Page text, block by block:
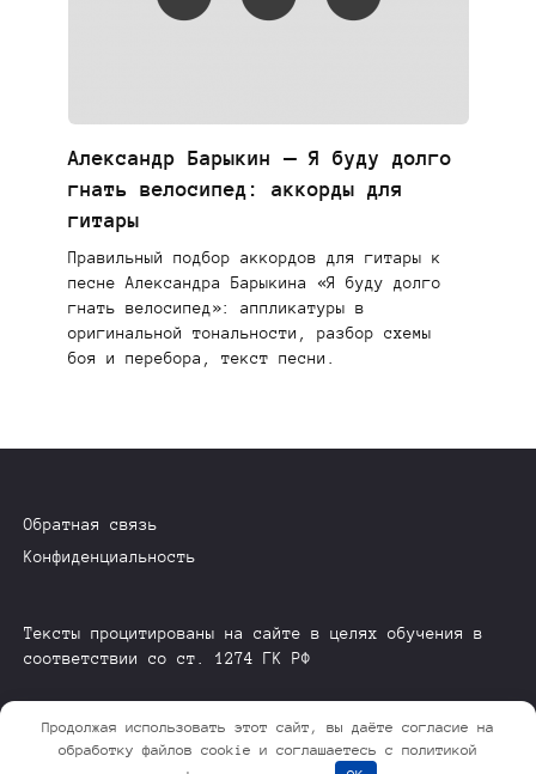
Александр Барыкин — Я буду долго
гнать велосипед: аккорды для
гитары
Правильный подбор аккордов для гитары к
песне Александра Барыкина «Я буду долго
гнать велосипед»: аппликатуры в
оригинальной тональности, разбор схемы
боя и перебора, текст песни.
Обратная связь
Конфиденциальность
Тексты процитированы на сайте в целях обучения в
соответствии со ст. 1274 ГК РФ
© 2026 GuitarFlow.ru
Продолжая использовать этот сайт, вы даёте согласие на
обработку файлов cookie и соглашаетесь с политикой